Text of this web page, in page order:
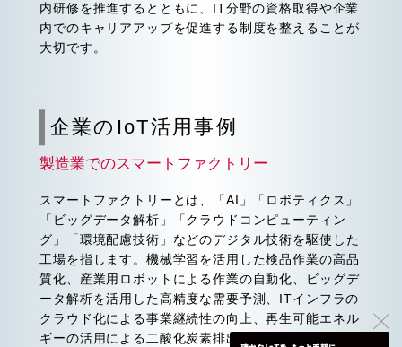
内研修を推進するとともに、IT分野の資格取得や企業
内でのキャリアアップを促進する制度を整えることが
大切です。
企業のIoT活用事例
製造業でのスマートファクトリー
スマートファクトリーとは、「AI」「ロボティクス」
「ビッグデータ解析」「クラウドコンピューティン
グ」「環境配慮技術」などのデジタル技術を駆使した
工場を指します。機械学習を活用した検品作業の高品
質化、産業用ロボットによる作業の自動化、ビッグデ
ータ解析を活用した高精度な需要予測、ITインフラの
クラウド化による事業継続性の向上、再生可能エネル
ギーの活用による二酸化炭素排出量の低減など、生産